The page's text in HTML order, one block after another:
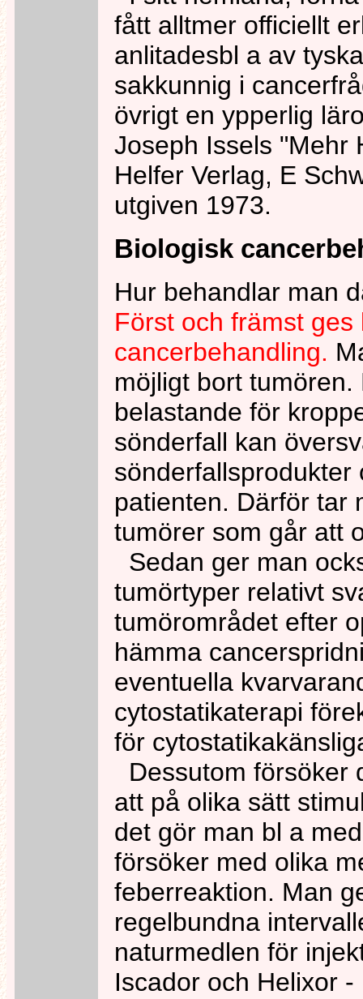
fått alltmer officiellt
anlitadesbl a av
sakkunnig i
övrigt en ypperlig
Joseph Issels "Mehr
Helfer Verlag, E
utgiven 1973.
Biologisk
Hur behandlar man
Först och främst ges
cancerbehandling.
möjligt bort
belastande för
sönderfall kan
sönderfallsprodukter
patienten. Därför tar
tumörer som går att
Sedan ger man
tumörtyper relativt
tumörområdet efter
hämma
eventuella
cytostatikaterapi
för
Dessutom försöker
att på olika sätt
det gör man bl a
försöker med olika
feberreaktion. Man
regelbundna
naturmedlen för
Iscador och Helixor